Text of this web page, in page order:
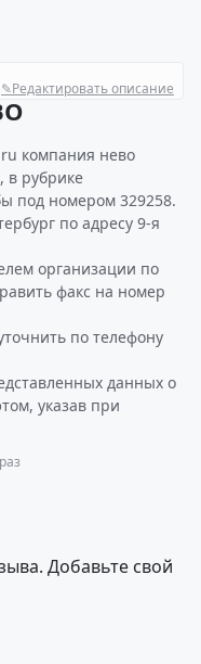
✎Редактировать описание
компания нево
в рубрике
под номером 329258.
по адресу 9-я
организации по
факс на номер
по телефону
данных о
указав при
Добавьте свой